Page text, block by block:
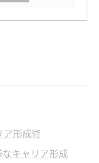
ア形成術
キャリア形成